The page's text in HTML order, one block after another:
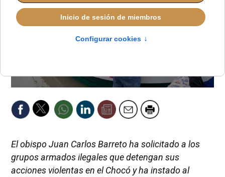
El obispo Juan Carlos Barreto ha solicitado a los
grupos armados ilegales que detengan sus
acciones violentas en el Chocó y ha instado al